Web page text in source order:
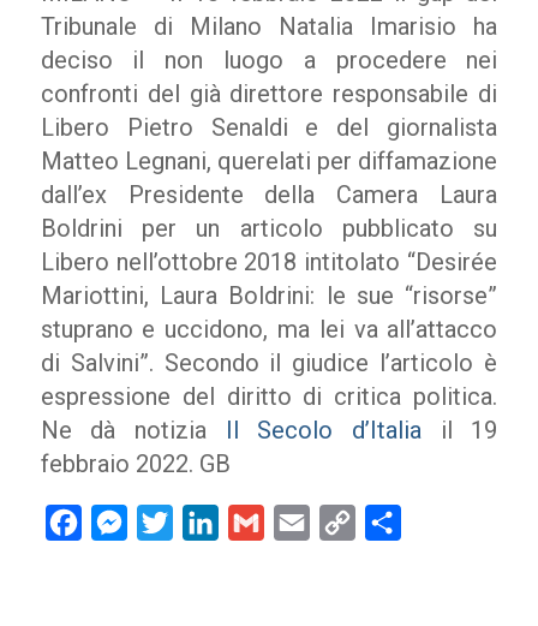
Tribunale di Milano Natalia Imarisio ha
deciso il non luogo a procedere nei
confronti del già direttore responsabile di
Libero Pietro Senaldi e del giornalista
Matteo Legnani, querelati per diffamazione
dall’ex Presidente della Camera Laura
Boldrini per un articolo pubblicato su
Libero nell’ottobre 2018 intitolato “Desirée
Mariottini, Laura Boldrini: le sue “risorse”
stuprano e uccidono, ma lei va all’attacco
di Salvini”. Secondo il giudice l’articolo è
espressione del diritto di critica politica.
Ne dà notizia Il Secolo d’Italia il 19
febbraio 2022. GB
FacebookMessenger
Twitter LinkedInGmail Email
Copy